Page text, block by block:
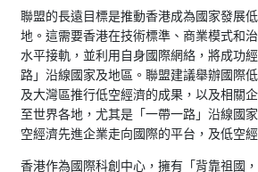
聯盟的長遠目標是推動香港成為國家發展
地。這需要香港在技術標準、商業模式和
水平接軌，並利用自身國際網絡，將成功
路」沿線國家及地區。聯盟建議舉辦國際
及大灣區推行低空經濟的成果，以及相關
至世界各地，尤其是「一帶一路」沿線國
空經濟先進企業走向國際的平台，及低空
香港作為國際科創中心，擁有「背靠祖國